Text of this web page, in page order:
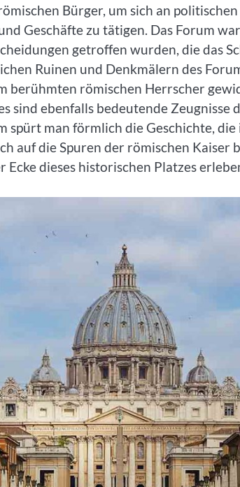
Bürger, um sich an
Geschäfte zu tätigen. Das Forum
getroffen wurden, die das
Ruinen und Denkmälern des
berühmten römischen Herrscher
sind ebenfalls bedeutende Zeugnisse
spürt man förmlich die Geschichte,
auf die Spuren der römischen Kaiser
dieses historischen Platzes